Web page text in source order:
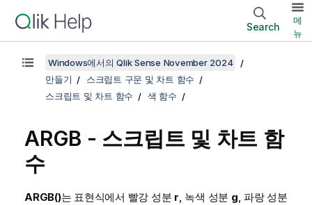
Search
메
뉴
Windows에서의 Qlik Sense November 2024
만들기
스크립트 구문 및 차트 함수
스크립트 및 차트 함수
색 함수
ARGB - 스크립트 및 차트 함
수
ARGB()는 표현식에서 빨강 성분 r, 녹색 성분 g, 파랑 성분